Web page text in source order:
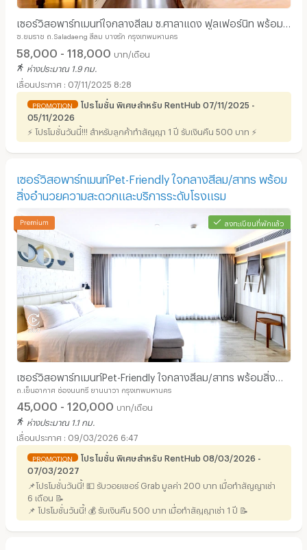
เซอร์วิสอพาร์ทเมนท์ใจกลางสีลม ซ.ศาลาแดง ฟูลเฟอร์นิท พร้อม
บริการทำความสะอาด ใกล้BTS,MRT
ซ.ยมราช ถ.Saladaeng สีลม บางรัก กรุงเทพมหานคร
58,000 - 118,000 บาท/เดือน
ห่างประมาณ 1.9 กม.
07/11/2025 8:28
PROMOTION
โปรโมชั่น พิเศษสำหรับ RentHub 07/11/2025 -
05/11/2026
⚡ โปรโมชั่นวันนี้!!! สำหรับลูกค้าทำสัญญา 1 ปี รับเงินคืน 500 บาท ⚡
เซอร์วิสอพาร์ทเมนท์Pet-Friendly ใจกลางสีลม/สาทร พร้อม
สิ่งอำนวยความสะดวกและบริการระดับโรงแรม
ลงทะเบียนที่พักแล้ว
เซอร์วิสอพาร์ทเมนท์Pet-Friendly ใจกลางสีลม/สาทร พร้อมสิ่ง
อำนวยความสะดวกและบริการระดับโรงแรม
ถ.เย็นอากาศ ช่องนนทรี ยานนาวา กรุงเทพมหานคร
45,000 - 120,000 บาท/เดือน
ห่างประมาณ 1.1 กม.
09/03/2026 6:47
PROMOTION
โปรโมชั่น พิเศษสำหรับ RentHub 08/03/2026 -
07/03/2027
📌โปรโมชั่นวันนี้! 💵 รับวอยเชอร์ Grab มูลค่า 200 บาท เมื่อทำสัญญาเช่า
6 เดือน 📝
📌 โปรโมชั่นวันนี้! 💰 รับเงินคืน 500 บาท เมื่อทำสัญญาเช่า 1 ปี 📝